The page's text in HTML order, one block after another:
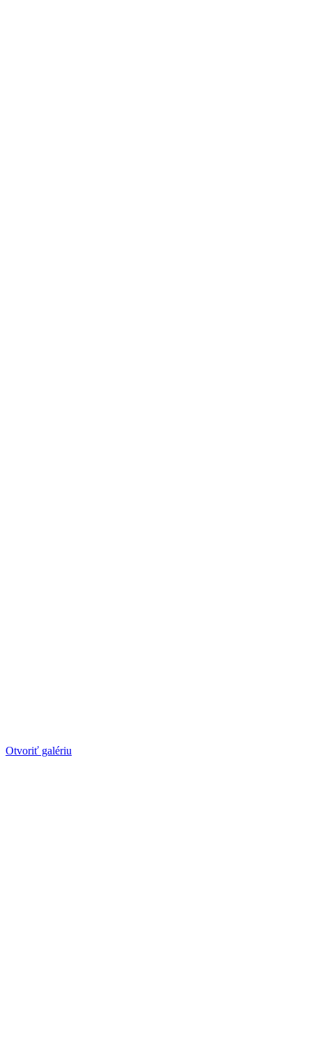
Otvoriť galériu